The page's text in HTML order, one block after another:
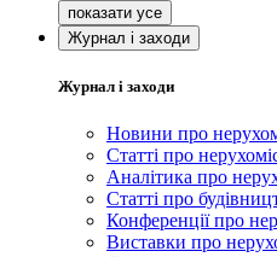
Журнал і заходи
Журнал і заходи
Новини про
Статті про
Аналітика про
Статті про
Конференції про
Виставки про